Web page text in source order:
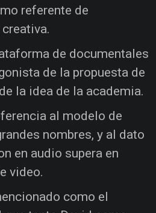
referente de
de documentales
de la propuesta de
la idea de la academia.
al modelo de
nombres, y al dato
en audio supera en
video.
como el